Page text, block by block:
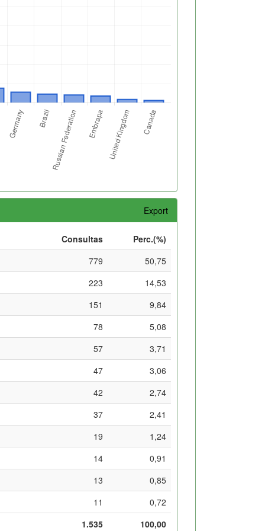
Export
Consultas
Perc.(%)
779
50,75
223
14,53
151
9,84
78
5,08
57
3,71
47
3,06
42
2,74
37
2,41
19
1,24
14
0,91
13
0,85
11
0,72
1.535
100,00